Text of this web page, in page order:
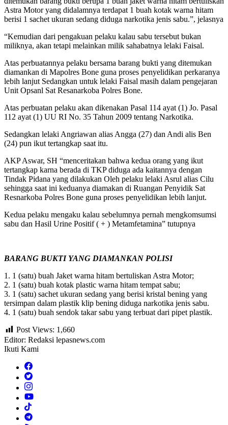
Astra Motor yang didalamnya terdapat 1 buah kotak warna hitam
berisi 1 sachet ukuran sedang diduga narkotika jenis sabu.”, jelasnya
“Kemudian dari pengakuan pelaku kalau sabu tersebut bukan
miliknya, akan tetapi melainkan milik sahabatnya lelaki Faisal.
Atas perbuatannya pelaku bersama barang bukti yang ditemukan
diamankan di Mapolres Bone guna proses penyelidikan perkaranya
lebih lanjut Sedangkan untuk lelaki Faisal masih dalam pengejaran
Unit Opsanl Sat Resanarkoba Polres Bone.
Atas perbuatan pelaku akan dikenakan Pasal 114 ayat (1) Jo. Pasal
112 ayat (1) UU RI No. 35 Tahun 2009 tentang Narkotika.
Sedangkan lelaki Angriawan alias Angga (27) dan Andi alis Ben
(24) pun ikut tertangkap saat itu.
AKP Aswar, SH “menceritakan bahwa kedua orang yang ikut
tertangkap karna berada di TKP diduga ada kaitannya dengan
Tindak Pidana yang dilakukan Oleh pelaku lelaki Asrul alias Cilu
sehingga saat ini keduanya diamakan di Ruangan Penyidik Sat
Resnarkoba Polres Bone guna proses penyelidikan lebih lanjut.
Kedua pelaku mengaku kalau sebelumnya pernah mengkomsumsi
sabu dan Hasil Urine Positif ( + ) Metamfetamina” tutupnya
BARANG BUKTI YANG DIAMANKAN POLISI
1. 1 (satu) buah Jaket warna hitam bertuliskan Astra Motor;
2. 1 (satu) buah kotak plastic warna hitam tempat sabu;
3. 1 (satu) sachet ukuran sedang yang berisi kristal bening yang
tersimpan dalam plastik klip bening diduga narkotika jenis sabu.
4. 1 (satu) buah sendok takar sabu yang terbuat dari pipet plastik.
Post Views: 1,660
Editor: Redaksi lepasnews.com
Ikuti Kami